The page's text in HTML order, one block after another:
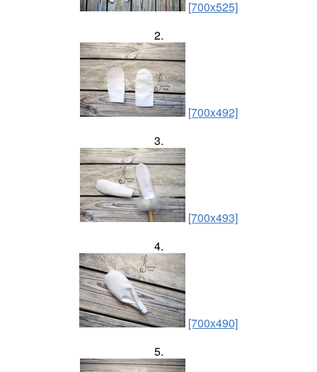
[700x525]
2.
[700x492]
3.
[700x493]
4.
[700x490]
5.